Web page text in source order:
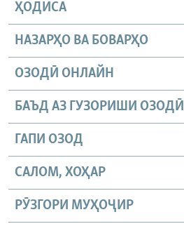
ҲОДИСА
НАЗАРҲО ВА БОВАРҲО
ОЗОДӢ ОНЛАЙН
БАЪД АЗ ГУЗОРИШИ ОЗОДӢ
ГАПИ ОЗОД
САЛОМ, ХОҲАР
РӮЗГОРИ МУҲОҶИР